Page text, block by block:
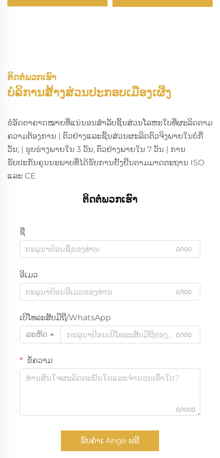
ຕິດຕໍ່ພວກເຮົາ
ບໍລິການສ້າງສ່ວນປະກອບເມືອງເຜິ່ງ
ຂໍອັດຕາຄາດໝາຍທີ່ແນ່ນອນສຳລັບຊິ້ນສ່ວນໂລຫະໃບທີ່ຜະລິດຕາມ
ຄວາມຕ້ອງການ | ຕົວຢ່າງແລະຊິ້ນສ່ວນຜະລິດຕົວຈິງພາຍໃນບໍ່ກີ່
ວັນ; | ຮູບຮ່າງພາຍໃນ 3 ວັນ, ຕົວຢ່າງພາຍໃນ 7 ວັນ | ການ
ຮັບປະກັນຄຸນນະພາບທີ່ໄດ້ຮັບການຢັ້ງຢືນຕາມມາດຕະຖານ ISO
ແລະ CE
ຕິດຕໍ່ພວກເຮົາ
ຊື່
0/100
ອີເມວ
0/100
ເບີໂທລະສັບມືຖື/WhatsApp
ລະຫັດ
0/100
ຂໍ້ຄວາມ
0/1000
ຮັບຄຳເ Ange ຟຣີ